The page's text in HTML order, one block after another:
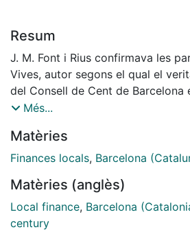
Resum
J. M. Font i Rius confirmava les
Vives, autor segons el qual el
del Consell de Cent de Barcelona
la reglamentació de les
hisenda municipal obliga a
d'aquella institució, ja que les
aquest cas, el protagonisme
Barcelona tenia dins del Principat,
que se'n derivaven, fa encara més
Més...
Matèries
Finances locals, Barcelona
Matèries (anglès)
Local finance, Barcelona
century